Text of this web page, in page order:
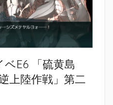
E6 「硫黄島
上陸作戦」第二